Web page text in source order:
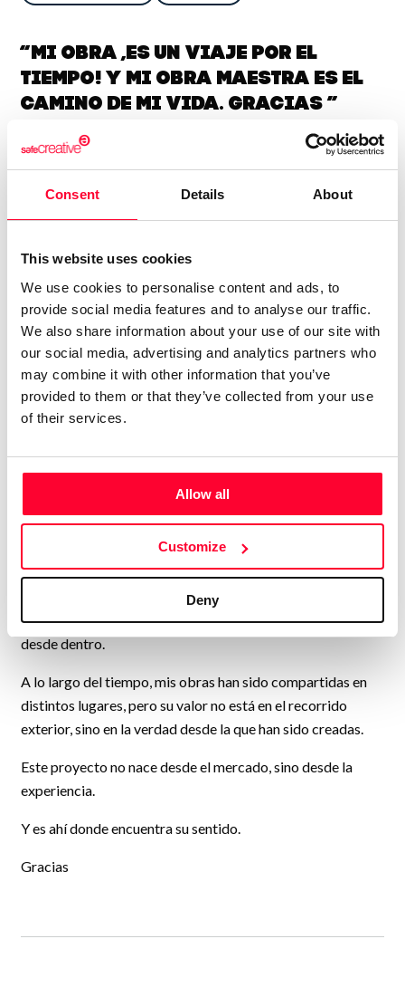
Consent Details About
This website uses cookies
We use cookies to personalise content and ads, to
provide social media features and to analyse our traffic.
We also share information about your use of our site with
our social media, advertising and analytics partners who
may combine it with other information that you’ve
provided to them or that they’ve collected from your use
of their services.
Allow all
Customize
Deny
“Mi obra ,es un viaje por el
tiempo! Y mi obra maestra es el
camino de mi vida. Gracias ”
“Mi obra es un viaje por el tiempo interior.
No busca representar la realidad, sino el instante previo a
que exista.
Mi obra más importante no es una pieza: es el camino que
estoy recorriendo.”
Soy Moi, artista autodidacta.
Trabajo desde lo que llamo la abstracción del surrealismo:
un lenguaje que no nace desde la técnica, sino desde una
necesidad interna. Primero aparece el trazo, después llega
Cada obra forma parte de un recorrido mayor: un museo
vivo donde arte y psique se entrelazan. No son piezas
aisladas, son fragmentos de un mismo proceso.
Mi trabajo no está pensado para encajar, sino para ser
atravesado.
Para quien observa, no desde la mirada superficial, sino
desde dentro.
A lo largo del tiempo, mis obras han sido compartidas en
distintos lugares, pero su valor no está en el recorrido
exterior, sino en la verdad desde la que han sido creadas.
Este proyecto no nace desde el mercado, sino desde la
experiencia.
Y es ahí donde encuentra su sentido.
Gracias